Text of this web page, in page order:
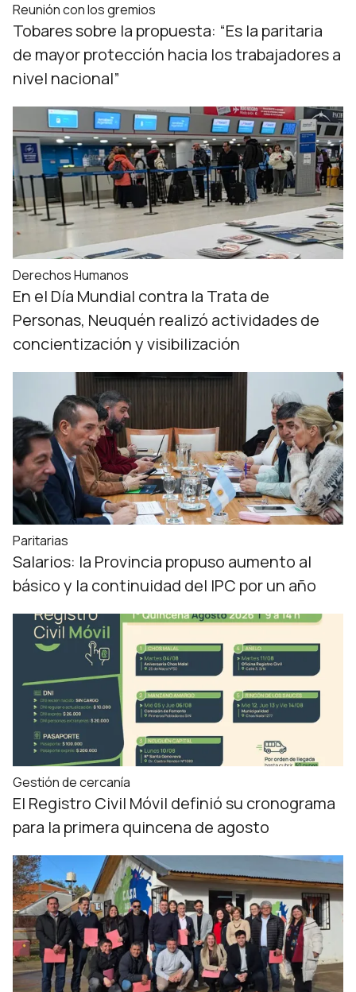
Reunión con los gremios
Tobares sobre la propuesta: “Es la paritaria
de mayor protección hacia los trabajadores a
nivel nacional”
Derechos Humanos
En el Día Mundial contra la Trata de
Personas, Neuquén realizó actividades de
concientización y visibilización
Paritarias
Salarios: la Provincia propuso aumento al
básico y la continuidad del IPC por un año
Gestión de cercanía
El Registro Civil Móvil definió su cronograma
para la primera quincena de agosto